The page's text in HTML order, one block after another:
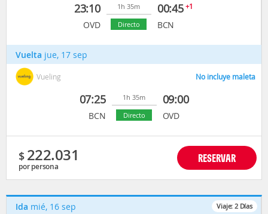
23:10
OVD
1h 35m
Directo
00:45+1
BCN
Vuelta jue, 17 sep
Vueling No incluye maleta
07:25
BCN
1h 35m
Directo
09:00
OVD
$ 222.031
por persona
RESERVAR
Viaje: 2 Días
Ida mié, 16 sep